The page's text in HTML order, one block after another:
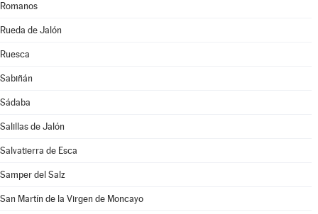
Romanos
Rueda de Jalón
Ruesca
Sabiñán
Sádaba
Salillas de Jalón
Salvatierra de Esca
Samper del Salz
San Martín de la Virgen de Moncayo